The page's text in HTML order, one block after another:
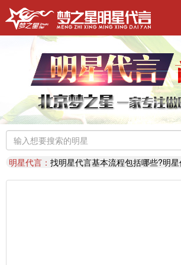
明星代言：找明星代言基本流程包括哪些?明星
推荐阅读：2026年明星肖像代言费【8月实时
推荐阅读：2026年如何找明星代言,如何请明星
明星代言：2026年诚招各地广告公司，策划公
推荐阅读：找明星代言哪个渠道最好？费用多
代言知识：明星代言形式是什么样的？梦之星
推荐阅读：二线三线明星代言费的艺人有哪些？
代言知识：明星代言资源对比|北京梦之星影视
明星代言：找明星代言基本流程包括哪些?明
推荐阅读： 2026年明星肖像代言费【8月实时